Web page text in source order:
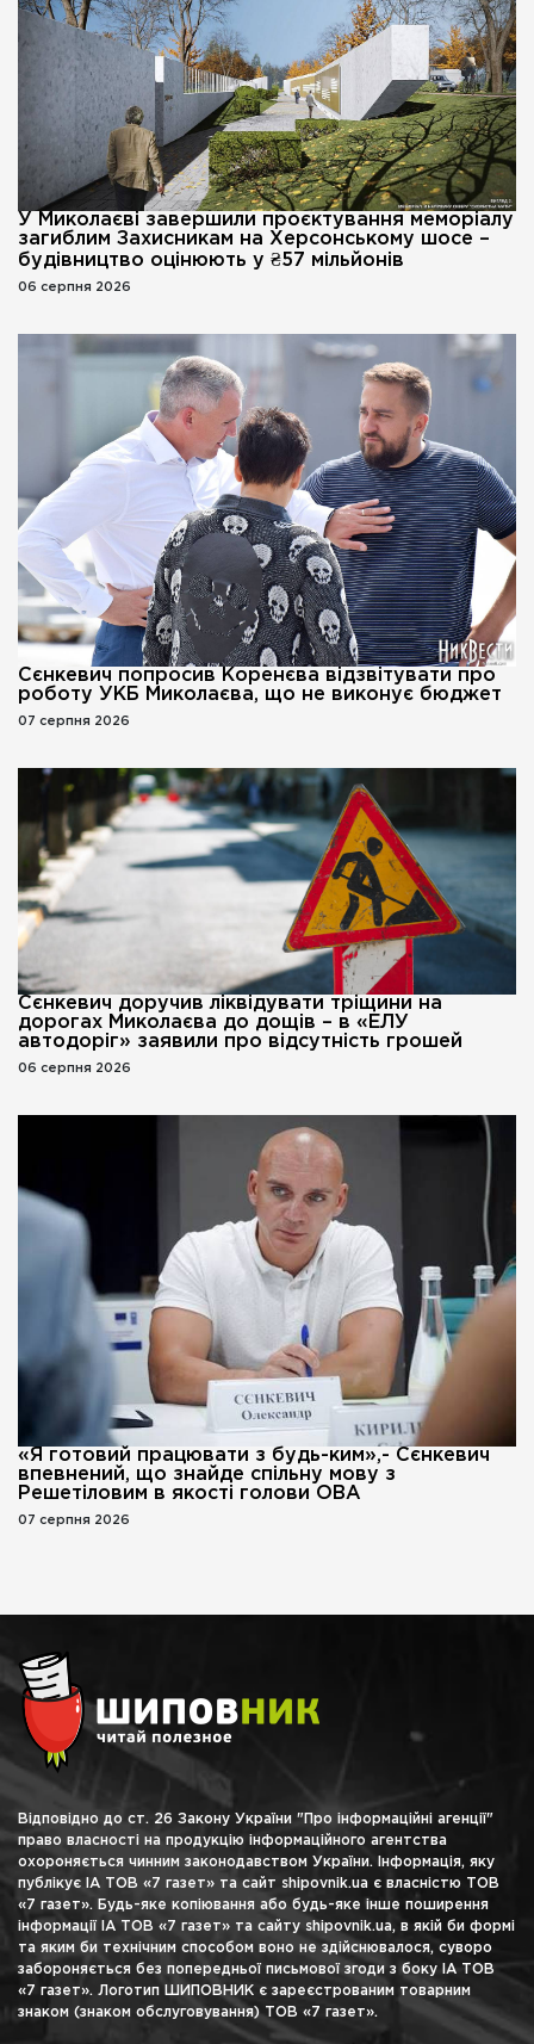
У Миколаєві завершили проєктування меморіалу
загиблим Захисникам на Херсонському шосе –
будівництво оцінюють у ₴57 мільйонів
06 серпня 2026
Сєнкевич попросив Коренєва відзвітувати про
роботу УКБ Миколаєва, що не виконує бюджет
07 серпня 2026
Сєнкевич доручив ліквідувати тріщини на
дорогах Миколаєва до дощів – в «ЕЛУ
автодоріг» заявили про відсутність грошей
06 серпня 2026
«Я готовий працювати з будь-ким»,- Сєнкевич
впевнений, що знайде спільну мову з
Решетіловим в якості голови ОВА
07 серпня 2026
Відповідно до ст. 26 Закону України "Про інформаційні агенції"
право власності на продукцію інформаційного агентства
охороняється чинним законодавством України. Інформація, яку
публікує ІА ТОВ «7 газет» та сайт shipovnik.ua є власністю ТОВ
«7 газет». Будь-яке копіювання або будь-яке інше поширення
інформації ІА ТОВ «7 газет» та сайту shipovnik.ua, в якій би формі
та яким би технічним способом воно не здійснювалося, суворо
забороняється без попередньої письмової згоди з боку ІА ТОВ
«7 газет». Логотип ШИПОВНИК є зареєстрованим товарним
знаком (знаком обслуговування) ТОВ «7 газет».